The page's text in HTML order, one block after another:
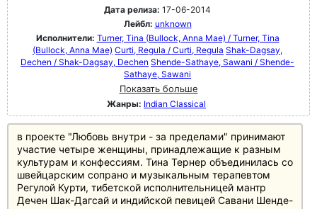
Дата релиза: 17-06-2014
Лейбл: unknown
Исполнители: Turner, Tina (Bullock, Anna Mae) / Turner, Tina
(Bullock, Anna Mae) Curti, Regula / Curti, Regula Shak-Dagsay,
Dechen / Shak-Dagsay, Dechen Shende-Sathaye, Sawani / Shende-
Sathaye, Sawani
Показать больше
Жанры: Indian Classical
в проекте "Любовь внутри - за пределами" принимают
участие четыре женщины, принадлежащие к разным
культурам и конфессиям. Тина Тернер объединилась со
швейцарским сопрано и музыкальным терапевтом
Регулой Курти, тибетской исполнительницей мантр
Дечен Шак-Дагсай и индийской певицей Савани Шенде-